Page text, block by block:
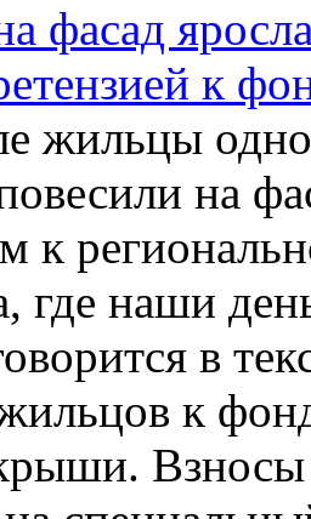
фасад
к
жильцы
на
к
где наши
в
к
Взносы